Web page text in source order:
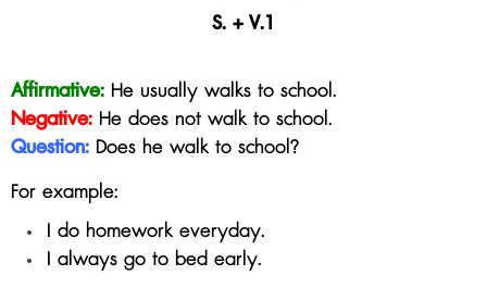
S. + V.1
Affirmative: He usually walks to school.
Negative: He does not walk to school.
Question: Does he walk to school?
For example:
I do homework everyday.
I always go to bed early.